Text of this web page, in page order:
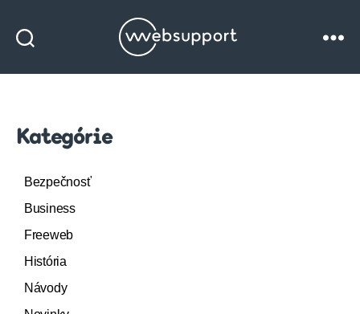
Websupport
Kategórie
Bezpečnosť
Business
Freeweb
História
Návody